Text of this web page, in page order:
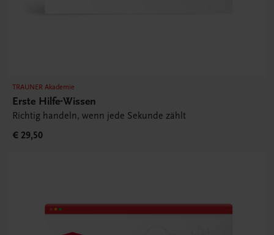
TRAUNER Akademie
Erste Hilfe-Wissen
Richtig handeln, wenn jede Sekunde zählt
€ 29,50